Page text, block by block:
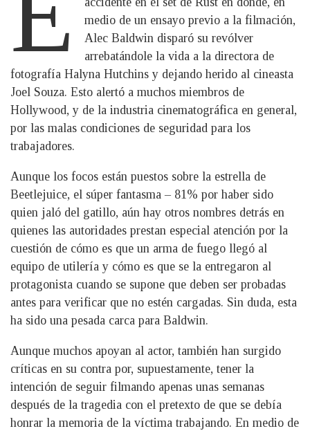
medio de un ensayo previo a la filmación,
Alec Baldwin disparó su revólver
arrebatándole la vida a la directora de
fotografía Halyna Hutchins y dejando herido al cineasta
Joel Souza. Esto alertó a muchos miembros de
Hollywood, y de la industria cinematográfica en general,
por las malas condiciones de seguridad para los
trabajadores.
Aunque los focos están puestos sobre la estrella de
Beetlejuice, el súper fantasma – 81% por haber sido
quien jaló del gatillo, aún hay otros nombres detrás en
quienes las autoridades prestan especial atención por la
cuestión de cómo es que un arma de fuego llegó al
equipo de utilería y cómo es que se la entregaron al
protagonista cuando se supone que deben ser probadas
antes para verificar que no estén cargadas. Sin duda, esta
ha sido una pesada carca para Baldwin.
Aunque muchos apoyan al actor, también han surgido
críticas en su contra por, supuestamente, tener la
intención de seguir filmando apenas unas semanas
después de la tragedia con el pretexto de que se debía
honrar la memoria de la víctima trabajando. En medio de